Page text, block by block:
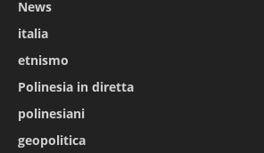
News
italia
etnismo
Polinesia in diretta
polinesiani
geopolitica